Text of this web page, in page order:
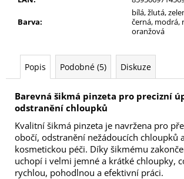
Barva:
bílá, žlutá,
černá, modrá,
oranžová
Popis Podobné (5) Diskuze
Barevná šikmá pinzeta pro precizní
odstranění chloupků
Kvalitní šikmá pinzeta je navržena pro
obočí, odstranění nežádoucích chloupků
kosmetickou péči. Díky šikmému
uchopí i velmi jemné a krátké chloupky,
rychlou, pohodlnou a efektivní práci.